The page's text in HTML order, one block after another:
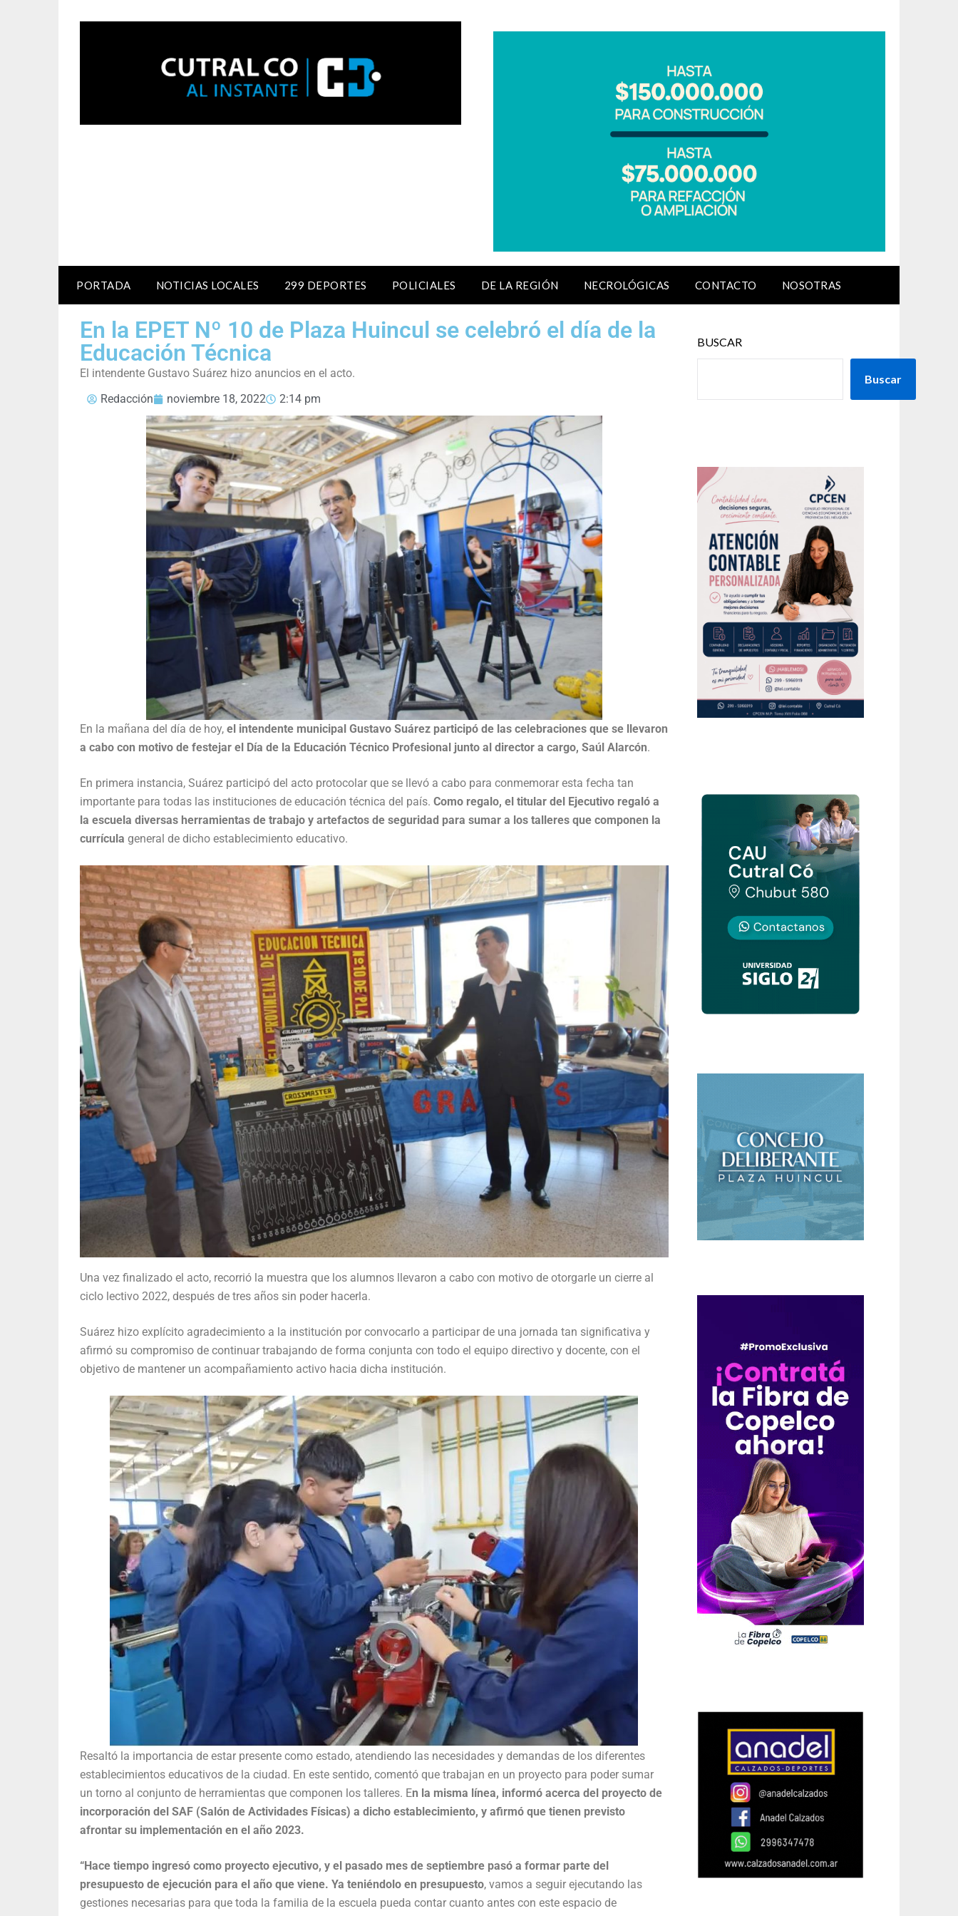
PORTADA NOTICIAS LOCALES 299 DEPORTES POLICIALES DE LA REGIÓN NECROLÓGICAS CONTACTO NOSOTRAS
En la EPET Nº 10 de Plaza Huincul se celebró el día de la
Educación Técnica
El intendente Gustavo Suárez hizo anuncios en el acto.
Redacción
noviembre 18, 2022 2:14 pm
En la mañana del día de hoy, el intendente municipal Gustavo Suárez participó de las celebraciones que se llevaron
a cabo con motivo de festejar el Día de la Educación Técnico Profesional junto al director a cargo, Saúl Alarcón.
En primera instancia, Suárez participó del acto protocolar que se llevó a cabo para conmemorar esta fecha tan
importante para todas las instituciones de educación técnica del país. Como regalo, el titular del Ejecutivo regaló a
la escuela diversas herramientas de trabajo y artefactos de seguridad para sumar a los talleres que componen la
currícula general de dicho establecimiento educativo.
Una vez finalizado el acto, recorrió la muestra que los alumnos llevaron a cabo con motivo de otorgarle un cierre al
ciclo lectivo 2022, después de tres años sin poder hacerla.
Suárez hizo explícito agradecimiento a la institución por convocarlo a participar de una jornada tan significativa y
afirmó su compromiso de continuar trabajando de forma conjunta con todo el equipo directivo y docente, con el
objetivo de mantener un acompañamiento activo hacia dicha institución.
Resaltó la importancia de estar presente como estado, atendiendo las necesidades y demandas de los diferentes
establecimientos educativos de la ciudad. En este sentido, comentó que trabajan en un proyecto para poder sumar
un torno al conjunto de herramientas que componen los talleres. En la misma línea, informó acerca del proyecto de
incorporación del SAF (Salón de Actividades Físicas) a dicho establecimiento, y afirmó que tienen previsto
afrontar su implementación en el año 2023.
“Hace tiempo ingresó como proyecto ejecutivo, y el pasado mes de septiembre pasó a formar parte del
presupuesto de ejecución para el año que viene. Ya teniéndolo en presupuesto, vamos a seguir ejecutando las
gestiones necesarias para que toda la familia de la escuela pueda contar cuanto antes con este espacio de
BUSCAR
Buscar